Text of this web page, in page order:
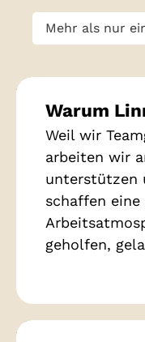
Mehr als nur
Warum
Weil wir
arbeiten wir
unterstützen
schaffen
geholfen,